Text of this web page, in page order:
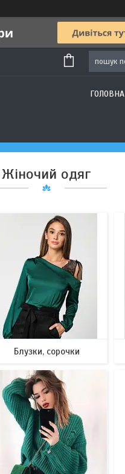
ГОЛОВНА
Жіночий одяг
169
Блузки, сорочки
92
61